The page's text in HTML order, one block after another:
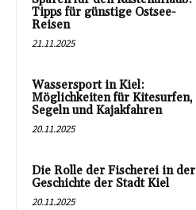
Tipps für günstige Ostsee-
Reisen
21.11.2025
Wassersport in Kiel:
Möglichkeiten für Kitesurfen,
Segeln und Kajakfahren
20.11.2025
Die Rolle der Fischerei in der
Geschichte der Stadt Kiel
20.11.2025